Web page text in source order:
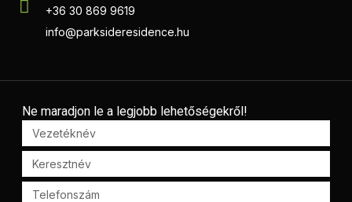
+36 30 869 9619
info@parksideresidence.hu
Ne maradjon le a legjobb lehetőségekről!